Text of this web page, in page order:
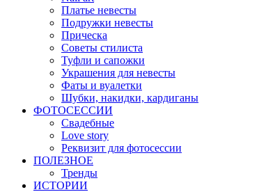
Платье невесты
Подружки невесты
Прическа
Советы стилиста
Туфли и сапожки
Украшения для невесты
Фаты и вуалетки
Шубки, накидки, кардиганы
ФОТОСЕССИИ
Свадебные
Love story
Реквизит для фотосессии
ПОЛЕЗНОЕ
Тренды
ИСТОРИИ